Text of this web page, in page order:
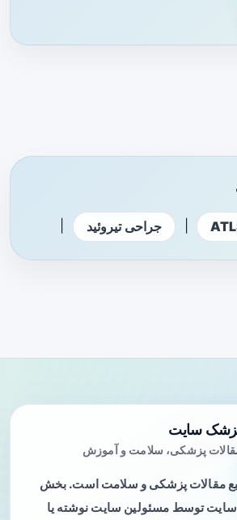
جراحی تیروئید
سایت
پزشکی، سلامت و آموزش
مقالات پزشکی و سلامت است. بخش
سایت توسط مسئولین سایت نوشته یا